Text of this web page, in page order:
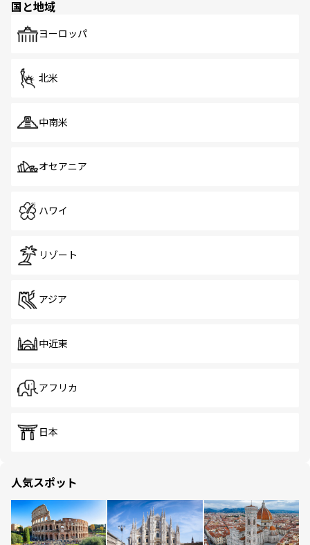
で、ホーカーズは地元の風情を楽しめる外せないスポット
国と地域
ヨーロッパ
北米
中南米
オセアニア
ハワイ
リゾート
アジア
中近東
アフリカ
日本
人気スポット